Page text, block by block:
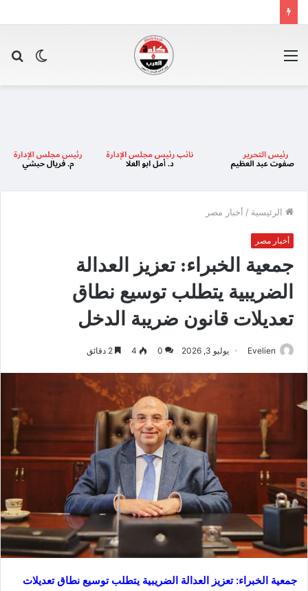
الوضع
الرئيسية / أخبار مصر
أخبار مصر
جمعية الخبراء: تعزيز العدالة
الضريبية يتطلب توسيع نطاق
تعديلات قانون ضريبة الدخل
Evelien يوليو 3, 2026 0
4
جمعية الخبراء: تعزيز العدالة الضريبية يتطلب توسيع نطاق تعديلات